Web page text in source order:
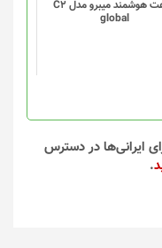
ساعت هوشمند میبرو مدل C2
global
گزینه
ها
محصول
انتخاب
شوند
ایرانی‌ها در دسترس
.